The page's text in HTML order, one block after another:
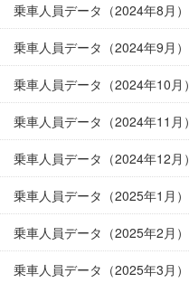
乗車人員データ（2024年8月）
乗車人員データ（2024年9月）
乗車人員データ（2024年10月）
乗車人員データ（2024年11月）
乗車人員データ（2024年12月）
乗車人員データ（2025年1月）
乗車人員データ（2025年2月）
乗車人員データ（2025年3月）